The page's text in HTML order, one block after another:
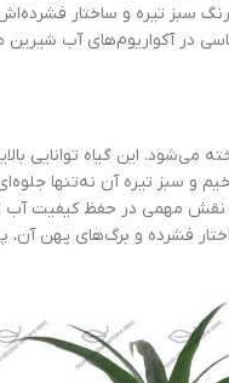
فشرده‌اش، هم مقاوم
آب شیرین می‌پردازد.
بالایی در سازگاری با
جلوه‌ای طبیعی و
آب ایفا می‌کند؛ با جذب
پهن آن، پناهگاهی امن